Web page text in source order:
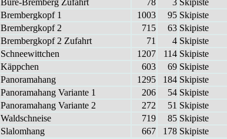
Büre-Brem­berg Zu­fahrt
78 3 Ski­pis­te
Brem­berg­kopf 1
1003 95 Ski­pis­te
Brem­berg­kopf 2
715 63 Ski­pis­te
Brem­berg­kopf 2 Zu­fahrt
71 4 Ski­pis­te
Schnee­witt­chen
1207 114 Ski­pis­te
Käpp­chen
603 69 Ski­pis­te
Pa­n­ora­ma­hang
1295 184 Ski­pis­te
Pa­n­ora­ma­hang Va­ri­an­te 1
206 54 Ski­pis­te
Pa­n­ora­ma­hang Va­ri­an­te 2
272 51 Ski­pis­te
Wald­schnei­se
719 85 Ski­pis­te
Sla­lom­hang
667 178 Ski­pis­te